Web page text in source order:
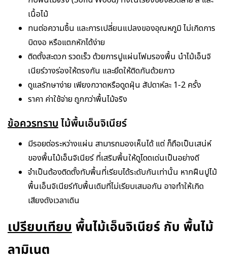
เนื้อไม้
ทนต่อความชื้น และการเปลี่ยนแปลงของอุณหภูมิ ไม่เกิดการ
บิดงอ หรือแตกหักได้ง่าย
ติดตั้งสะดวก รวดเร็ว ด้วยการปูแผ่นโฟมรองพื้น นำไม้เอ็นจิ
เนียร์วางร่องให้ตรงกัน และยึดให้ติดกันด้วยกาว
ดูแลรักษาง่าย เพียงกวาดหรือดูดฝุ่น สัปดาห์ละ 1-2 ครั้ง
ราคา ค่าใช้จ่าย ถูกกว่าพื้นไม้จริง
ข้อควรทราบไม้พื้นเอ็นจิเนียร์
มีรอยต่อระหว่างแผ่น สามารถมองเห็นได้ แต่ ก็ถือเป็นเสน่ห์
ของพื้นไม้เอ็นจิเนียร์ ที่เสริมพื้นให้ดูโดดเด่นเป็นอย่างดี
จำเป็นต้องติดตั้งทับพื้นที่เรียบได้ระดับกันเท่านั้น หากฝืนปูไม้
พื้นเอ็นจิเนียร์ทับพื้นเดิมที่ไม่เรียบเสมอกัน อาจทำให้เกิด
เสียงดังเวลาเดิน
เปรียบเทียบพื้นไม้เอ็นจิเนียร์ กับ พื้นไม้
ลามิเนต